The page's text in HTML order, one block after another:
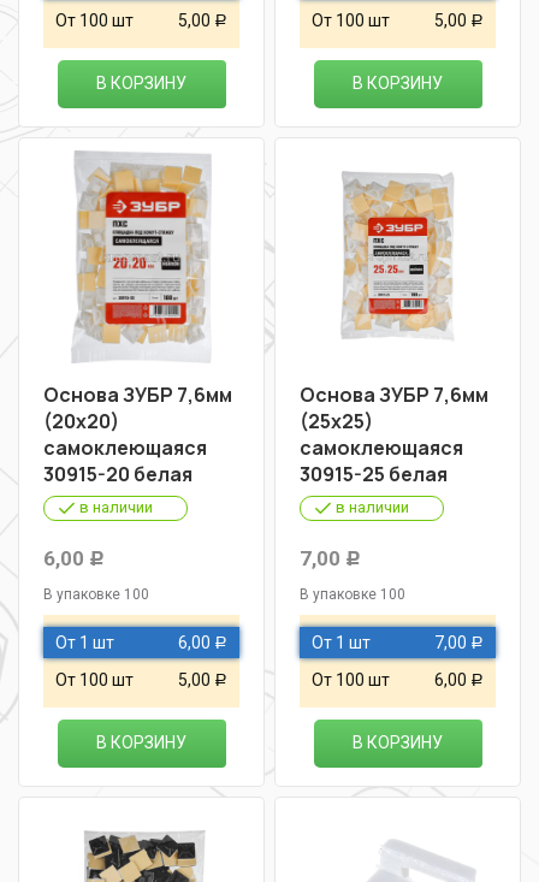
От 100 шт 5,00 Р
В КОРЗИНУ
От 100 шт 5,00 Р
В КОРЗИНУ
Основа ЗУБР 7,6мм
(20х20)
самоклеющаяся
30915-20 белая
в наличии
6,00 Р
В упаковке 100
От 1 шт 6,00 Р
От 100 шт 5,00 Р
В КОРЗИНУ
Основа ЗУБР 7,6мм
(25х25)
самоклеющаяся
30915-25 белая
в наличии
7,00 Р
В упаковке 100
От 1 шт 7,00 Р
От 100 шт 6,00 Р
В КОРЗИНУ